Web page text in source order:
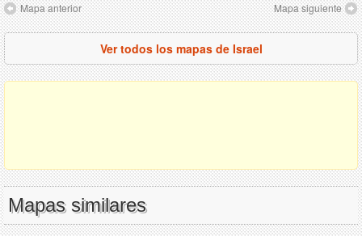
Mapa anterior Mapa siguiente
Ver todos los mapas de Israel
Mapas similares